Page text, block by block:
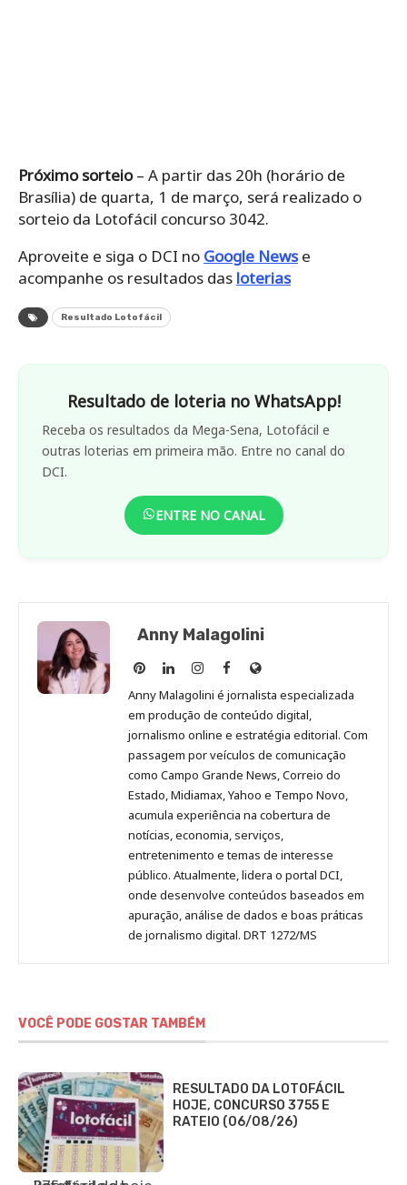
Próximo sorteio– A partir das 20h (horário de
Brasília) de quarta, 1 de março, será realizado o
sorteio da Lotofácil concurso 3042.
Aproveite e siga o DCI no Google Newse
acompanhe os resultados das loterias
Resultado Lotofácil
Resultado de loteria no WhatsApp!
Receba os resultados da Mega-Sena, Lotofácil e
outras loterias em primeira mão. Entre no canal do
DCI.
ENTRE NO CANAL
Anny Malagolini
Anny
Malagolini
no
Pinterest
Anny
Malagolini
no
LinkedIn
Anny
Malagolini
no
Instagram
Anny
Malagolini
no
Facebook
Site
de
Anny
Malagolini
Anny Malagolini é jornalista especializada
em produção de conteúdo digital,
jornalismo online e estratégia editorial. Com
passagem por veículos de comunicação
como Campo Grande News, Correio do
Estado, Midiamax, Yahoo e Tempo Novo,
acumula experiência na cobertura de
notícias, economia, serviços,
entretenimento e temas de interesse
público. Atualmente, lidera o portal DCI,
onde desenvolve conteúdos baseados em
apuração, análise de dados e boas práticas
de jornalismo digital. DRT 1272/MS
VOCÊ PODE GOSTAR TAMBÉM
RESULTADO DA LOTOFÁCIL
HOJE, CONCURSO 3755 E
RATEIO (06/08/26)